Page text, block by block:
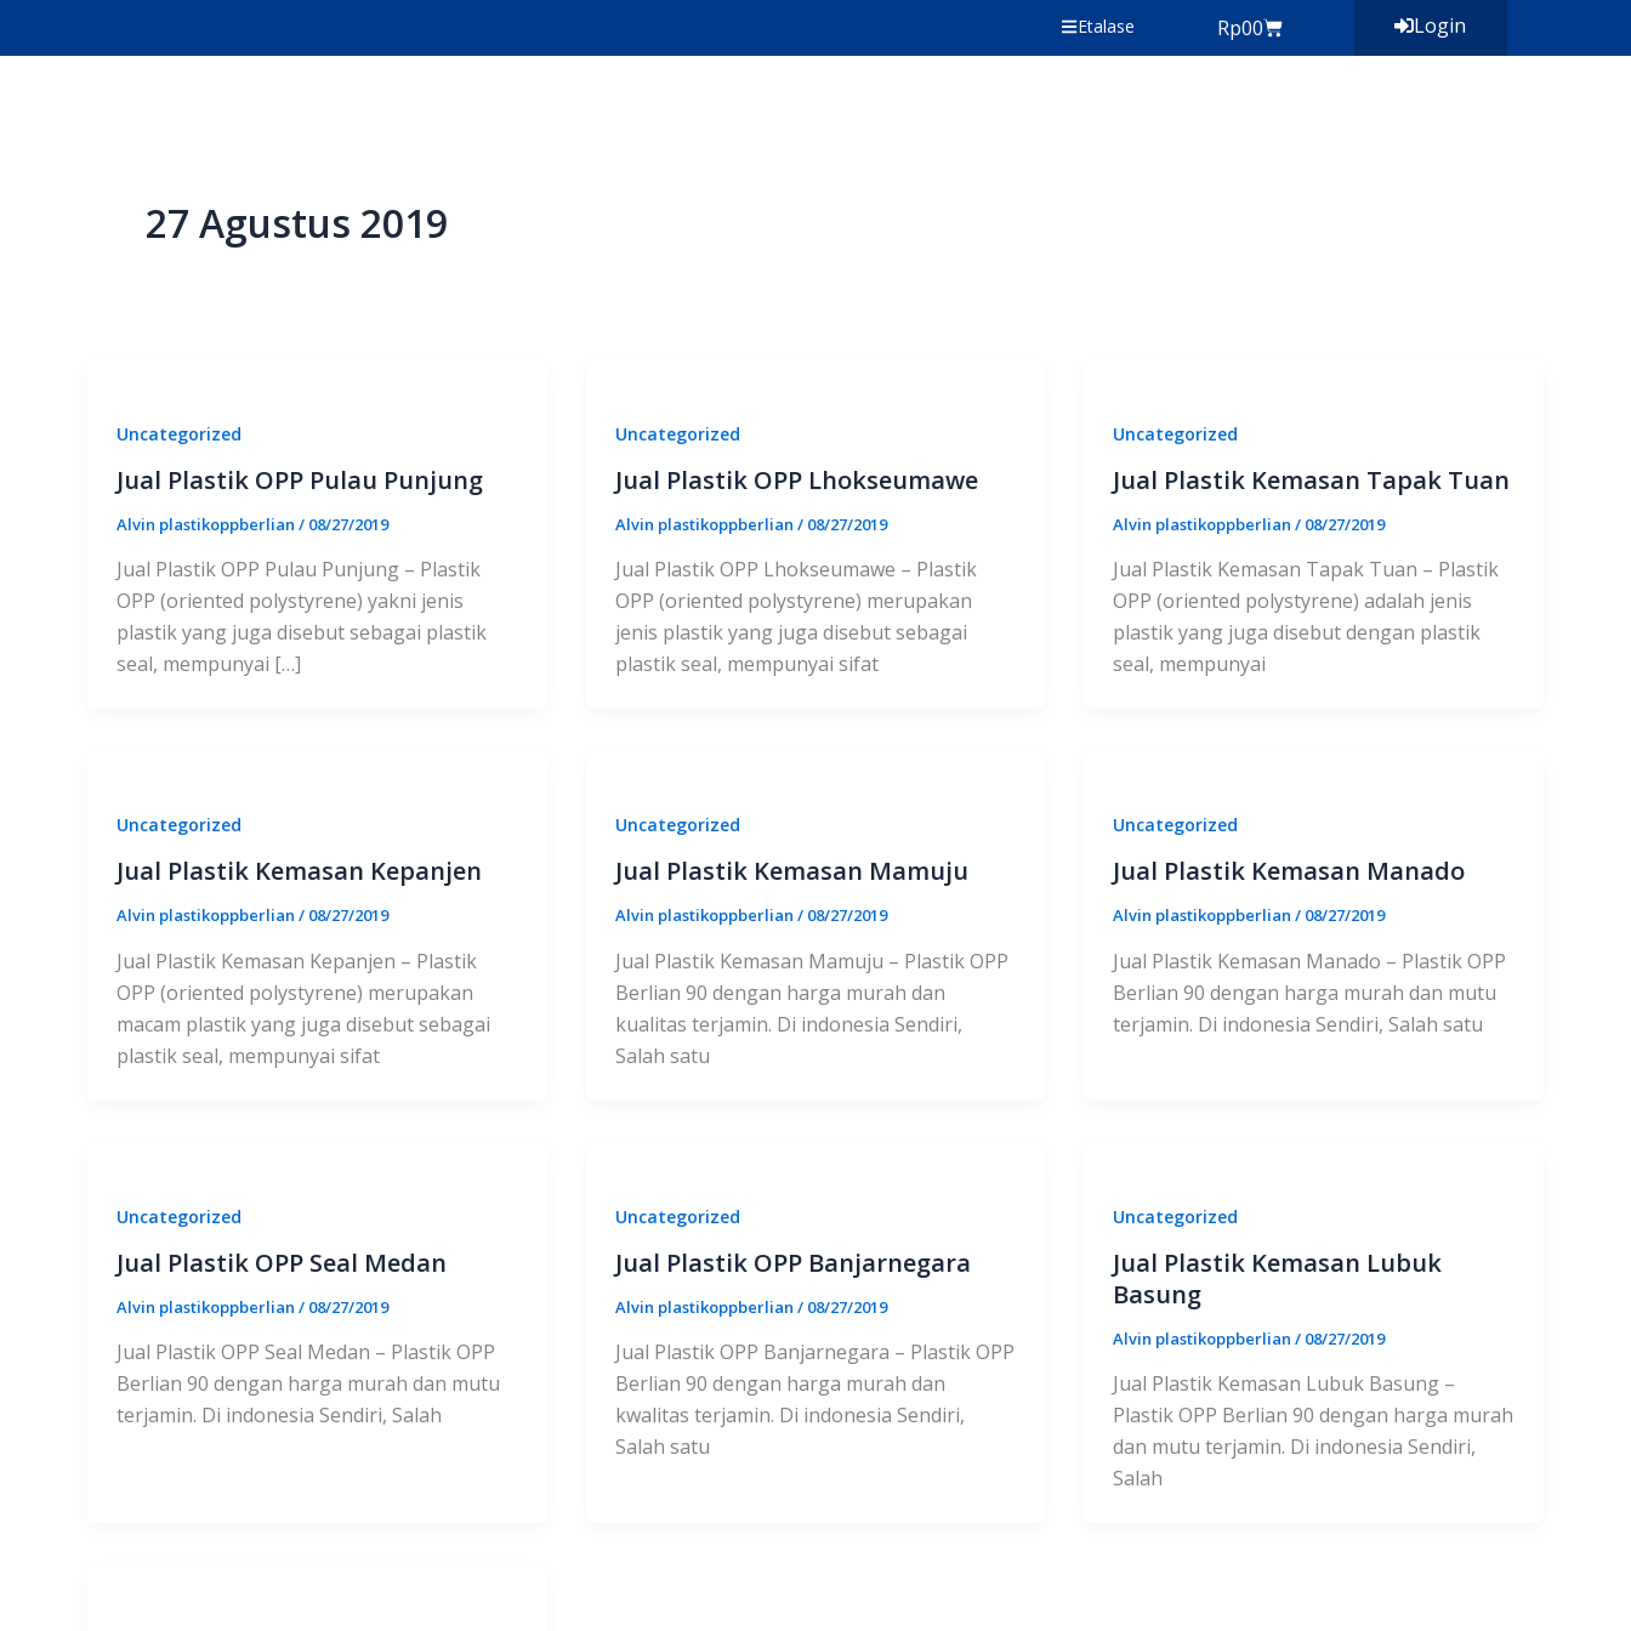
Etalase Rp00
Cart Login
27 Agustus 2019
Uncategorized
Jual Plastik OPP Pulau Punjung
Alvin plastikoppberlian / 08/27/2019
Jual Plastik OPP Pulau Punjung – Plastik
OPP (oriented polystyrene) yakni jenis
plastik yang juga disebut sebagai plastik
seal, mempunyai […]
Uncategorized
Jual Plastik OPP Lhokseumawe
Alvin plastikoppberlian / 08/27/2019
Jual Plastik OPP Lhokseumawe – Plastik
OPP (oriented polystyrene) merupakan
jenis plastik yang juga disebut sebagai
plastik seal, mempunyai sifat
Uncategorized
Jual Plastik Kemasan Tapak Tuan
Alvin plastikoppberlian/ 08/27/2019
Jual Plastik Kemasan Tapak Tuan – Plastik
OPP (oriented polystyrene) adalah jenis
plastik yang juga disebut dengan plastik
seal, mempunyai
Uncategorized
Jual Plastik Kemasan Kepanjen
Alvin plastikoppberlian / 08/27/2019
Jual Plastik Kemasan Kepanjen – Plastik
OPP (oriented polystyrene) merupakan
macam plastik yang juga disebut sebagai
plastik seal, mempunyai sifat
Uncategorized
Jual Plastik Kemasan Mamuju
Alvin plastikoppberlian / 08/27/2019
Jual Plastik Kemasan Mamuju – Plastik OPP
Berlian 90 dengan harga murah dan
kualitas terjamin. Di indonesia Sendiri,
Salah satu
Uncategorized
Jual Plastik Kemasan Manado
Alvin plastikoppberlian/ 08/27/2019
Jual Plastik Kemasan Manado – Plastik OPP
Berlian 90 dengan harga murah dan mutu
terjamin. Di indonesia Sendiri, Salah satu
Uncategorized
Jual Plastik OPP Seal Medan
Alvin plastikoppberlian / 08/27/2019
Jual Plastik OPP Seal Medan – Plastik OPP
Berlian 90 dengan harga murah dan mutu
terjamin. Di indonesia Sendiri, Salah
Uncategorized
Jual Plastik OPP Banjarnegara
Alvin plastikoppberlian / 08/27/2019
Jual Plastik OPP Banjarnegara – Plastik OPP
Berlian 90 dengan harga murah dan
kwalitas terjamin. Di indonesia Sendiri,
Salah satu
Uncategorized
Jual Plastik Kemasan Lubuk
Basung
Alvin plastikoppberlian/ 08/27/2019
Jual Plastik Kemasan Lubuk Basung –
Plastik OPP Berlian 90 dengan harga murah
dan mutu terjamin. Di indonesia Sendiri,
Salah